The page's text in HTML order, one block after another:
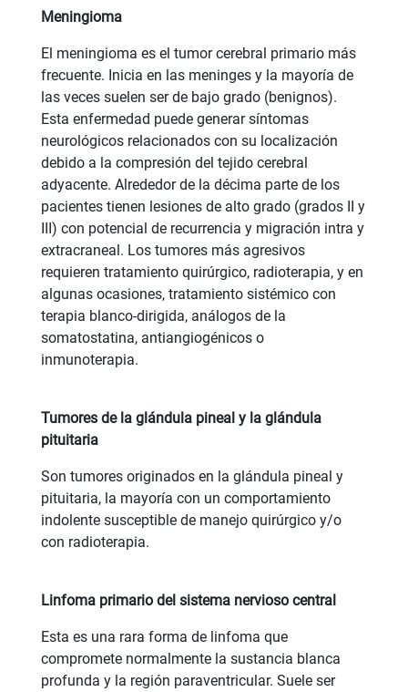
Meningioma
El meningioma es el tumor cerebral primario más
frecuente. Inicia en las meninges y la mayoría de
las veces suelen ser de bajo grado (benignos).
Esta enfermedad puede generar síntomas
neurológicos relacionados con su localización
debido a la compresión del tejido cerebral
adyacente. Alrededor de la décima parte de los
pacientes tienen lesiones de alto grado (grados II y
III) con potencial de recurrencia y migración intra y
extracraneal. Los tumores más agresivos
requieren tratamiento quirúrgico, radioterapia, y en
algunas ocasiones, tratamiento sistémico con
terapia blanco-dirigida, análogos de la
somatostatina, antiangiogénicos o
inmunoterapia.
Tumores de la glándula pineal y la glándula
pituitaria
Son tumores originados en la glándula pineal y
pituitaria, la mayoría con un comportamiento
indolente susceptible de manejo quirúrgico y/o
con radioterapia.
Linfoma primario del sistema nervioso central
Esta es una rara forma de linfoma que
compromete normalmente la sustancia blanca
profunda y la región paraventricular. Suele ser